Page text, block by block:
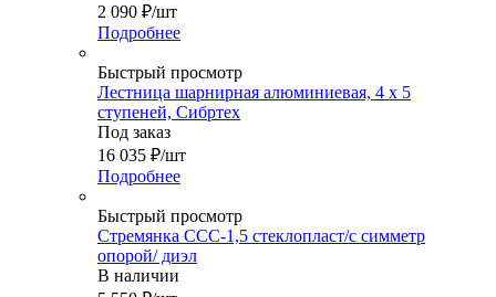
2 090 ₽/шт
Подробнее
Быстрый просмотр
Лестница шарнирная алюминиевая, 4 х 5
ступеней, Сибртех
Под заказ
16 035 ₽/шт
Подробнее
Быстрый просмотр
Стремянка ССС-1,5 стеклопласт/с симметр
опорой/ диэл
В наличии